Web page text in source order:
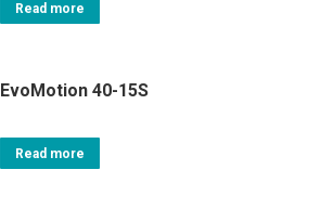
Read more
EvoMotion 40-15S
Read more